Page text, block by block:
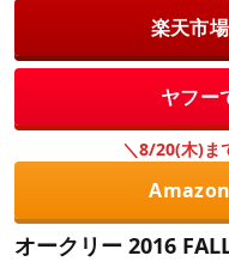
楽天市
ヤフー
＼8/20(木)ま
Amazon
オークリー 2016